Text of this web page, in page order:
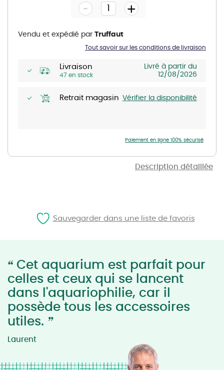
Description détaillée
gallery
Livraison
47 en stock
Livré à partir du
12/08/2026
Retrait magasin Vérifier la disponibilité
- +
Tout savoir sur les conditions de livraison
Vendu et expédié par Truffaut
Paiement en ligne 100% sécurisé
“ Cet aquarium est parfait pour
celles et ceux qui se lancent
dans l'aquariophilie, car il
possède tous les accessoires
utiles. ”
Laurent
Sauvegarder dans une liste de favoris